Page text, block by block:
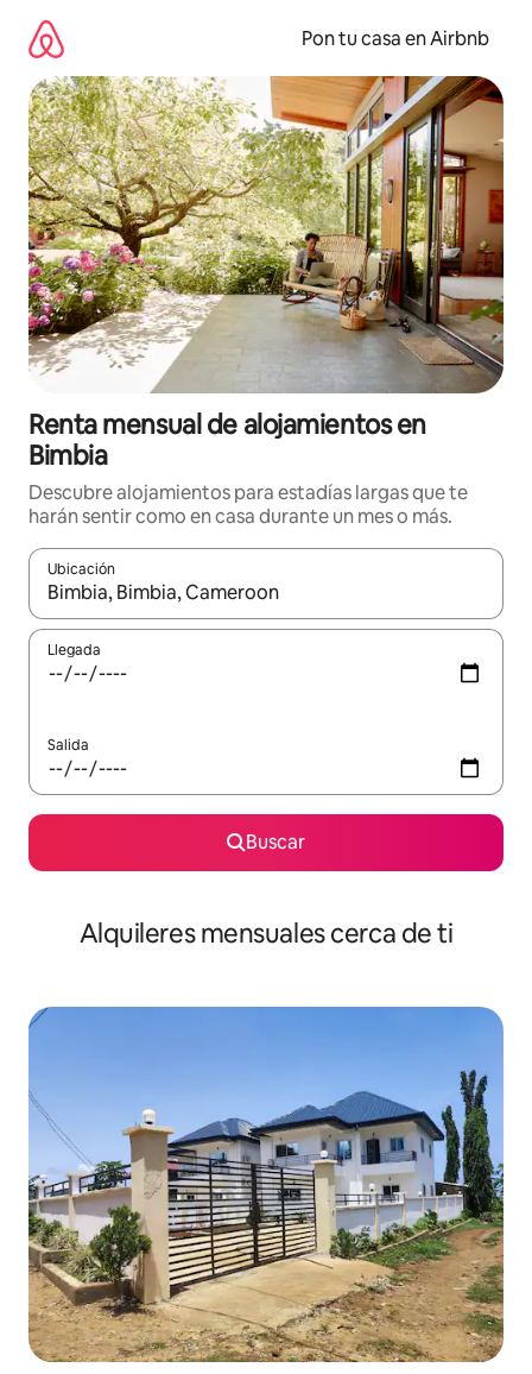
contenido
Pon tu casa en Airbnb
Renta mensual de alojamientos en
Bimbia
Descubre alojamientos para estadías largas que te
harán sentir como en casa durante un mes o más.
Ubicación
Cuando los resultados estén disponibles, navega con las
Llegada
Salida
Buscar
Alquileres mensuales cerca de ti